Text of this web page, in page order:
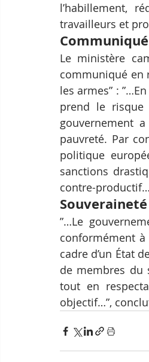
l’habillement,
travailleurs et
Communiqué
Le ministère
communiqué en
les armes” :
prend le risque
gouvernement
pauvreté. Par
politique
sanctions
contre-
Souveraineté
”…Le
conformément
cadre d’un État
de membres du
tout en
objectif…”,